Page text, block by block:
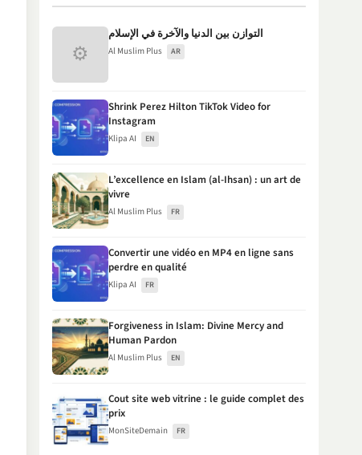
⚙
التوازن بين الدنيا والآخرة في الإسلام
Al Muslim Plus AR
Shrink Perez Hilton TikTok Video for
Instagram
Klipa AI EN
L’excellence en Islam (al-Ihsan) : un art de
vivre
Al Muslim Plus FR
Convertir une vidéo en MP4 en ligne sans
perdre en qualité
Klipa AI FR
Forgiveness in Islam: Divine Mercy and
Human Pardon
Al Muslim Plus EN
Cout site web vitrine : le guide complet des
prix
MonSiteDemain FR